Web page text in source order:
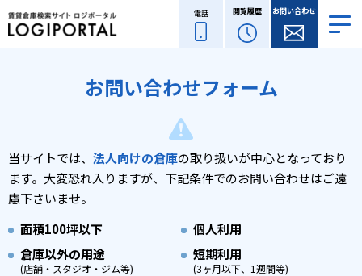
電話 閲覧履歴 お問い合わせ
お問い合わせフォーム
当サイトでは、 法人向けの倉庫の取り扱いが中心となっており
ます。 大変恐れ入りますが、下記条件でのお問い合わせはご遠
慮下さいませ。
面積100坪以下
個人利用
倉庫以外の用途
(店舗・スタジオ・ジム等)
短期利用
(3ヶ月以下、1週間等)